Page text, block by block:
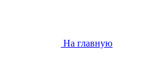
На главную